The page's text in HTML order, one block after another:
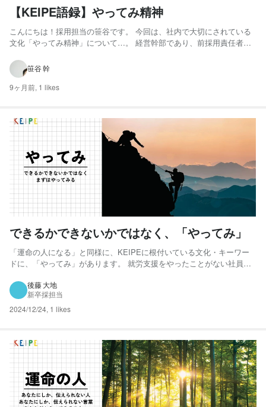
【KEIPE語録】やってみ精神
こんにちは！採用担当の笹谷です。 今回は、社内で大切にされている
文化「やってみ精神」について…。 経営幹部であり、前採用責任者で
用語解説 はじめに．．．「やってみ精神」とは？ 【対談】 仕事が受け
身だった時代と、合言葉の誕生 挑戦の質：...
笹谷 幹
9ヶ月前, 1 likes
できるかできないかではなく、「やってみ」
「運命の人になる」と同様に、KEIPEに根付いている文化・キーワー
ドに、「やってみ」があります。 就労支援をやったことがない社員が
タートしました。 創業当初からいるスタッフ曰く、地域では「素人集
後藤 大地
新卒採担当
2024/12/24, 1 likes